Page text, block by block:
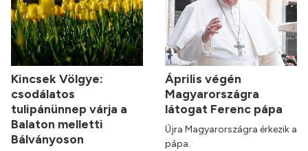
Kincsek Völgye:
csodálatos
tulipánünnep várja a
Balaton melletti
Bálványoson
Április végén
Magyarországra
látogat Ferenc pápa
Újra Magyarországra érkezik a
pápa.